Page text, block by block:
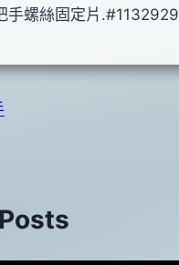
手螺絲固定片.#1132929